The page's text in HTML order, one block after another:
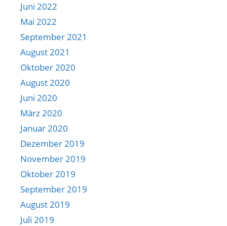
Juni 2022
Mai 2022
September 2021
August 2021
Oktober 2020
August 2020
Juni 2020
März 2020
Januar 2020
Dezember 2019
November 2019
Oktober 2019
September 2019
August 2019
Juli 2019